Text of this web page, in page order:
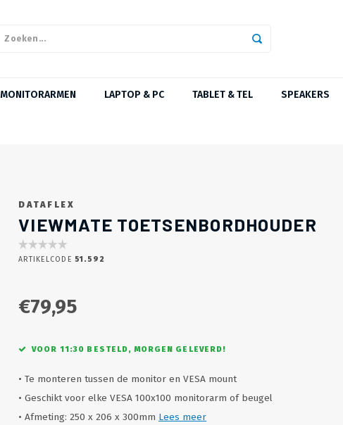
MONITORARMEN LAPTOP & PC TABLET & TEL SPEAKERS
DATAFLEX
VIEWMATE TOETSENBORDHOUDER
ARTIKELCODE 51.592
€79,95
VOOR 11:30 BESTELD, MORGEN GELEVERD!
• Te monteren tussen de monitor en VESA mount
• Geschikt voor elke VESA 100x100 monitorarm of beugel
• Afmeting: 250 x 206 x 300mm Lees meer